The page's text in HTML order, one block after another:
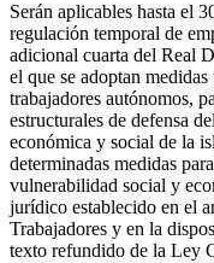
Serán aplicables hasta el
regulación temporal de
adicional cuarta del Real
el que se adoptan
trabajadores autónomos,
estructurales de defensa
económica y social de la
determinadas medidas
vulnerabilidad social y
jurídico establecido en el
Trabajadores y en la
texto refundido de la Ley